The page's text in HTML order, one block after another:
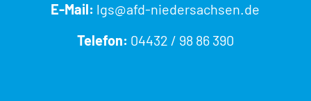
E-Mail: lgs@afd-niedersachsen.de
Telefon: 04432 / 98 86 390